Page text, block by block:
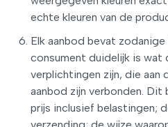
echte kleuren van de
Elk aanbod bevat
consument duidelijk is wat
verplichtingen zijn, die aan
aanbod zijn verbonden.
prijs inclusief belastingen;